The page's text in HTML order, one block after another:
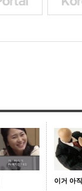
이거 아